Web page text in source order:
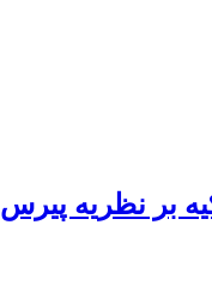
بر نظریه پیرس